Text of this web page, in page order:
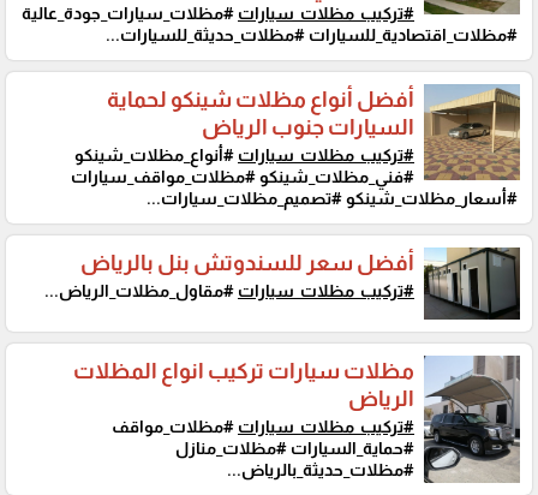
#تركيب_مظلات_سيارات #مظلات_سيارات_جودة_عالية
#مظلات_اقتصادية_للسيارات #مظلات_حديثة_للسيارات...
أفضل أنواع مظلات شينكو لحماية
السيارات جنوب الرياض
#تركيب_مظلات_سيارات #أنواع_مظلات_شينكو
#فني_مظلات_شينكو #مظلات_مواقف_سيارات
#أسعار_مظلات_شينكو #تصميم_مظلات_سيارات...
أفضل سعر للسندوتش بنل بالرياض
#تركيب_مظلات_سيارات #مقاول_مظلات_الرياض...
مظلات سيارات تركيب انواع المظلات
الرياض
#تركيب_مظلات_سيارات #مظلات_مواقف
#حماية_السيارات #مظلات_منازل
#مظلات_حديثة_بالرياض...